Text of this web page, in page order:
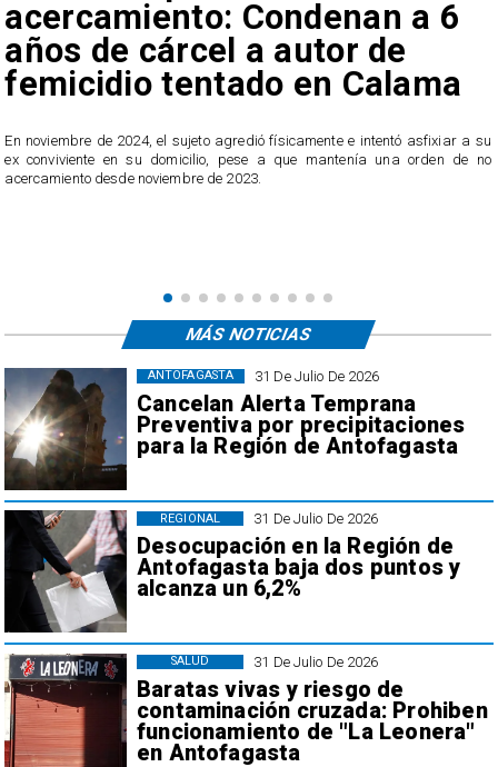
acercamiento: Condenan a 6
años de cárcel a autor de
femicidio tentado en Calama
En noviembre de 2024, el sujeto agredió físicamente e intentó asfixiar a su
ex conviviente en su domicilio, pese a que mantenía una orden de no
acercamiento desde noviembre de 2023.
31 De Julio De 2026
Cancelan Alerta Temprana
Preventiva por precipitaciones
para la Región de Antofagasta
ANTOFAGASTA
31 De Julio De 2026
Desocupación en la Región de
Antofagasta baja dos puntos y
alcanza un 6,2%
REGIONAL
31 De Julio De 2026
Baratas vivas y riesgo de
contaminación cruzada: Prohiben
funcionamiento de "La Leonera"
en Antofagasta
SALUD
MÁS NOTICIAS